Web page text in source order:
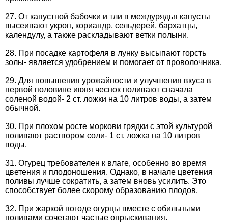
27. От капустной бабочки и тли в междурядья капусты
высеивают укроп, кориандр, сельдерей, бархатцы,
календулу, а также раскладывают ветки полыни.
28. При посадке картофеля в лунку высыпают горсть
золы- является удобрением и помогает от проволочника.
29. Для повышения урожайности и улучшения вкуса в
первой половине июня чеснок поливают сначала
соленой водой- 2 ст. ложки на 10 литров воды, а затем
обычной.
30. При плохом росте моркови грядки с этой культурой
поливают раствором соли- 1 ст. ложка на 10 литров
воды.
31. Огурец требователен к влаге, особенно во время
цветения и плодоношения. Однако, в начале цветения
поливы лучше сократить, а затем вновь усилить. Это
способствует более скорому образованию плодов.
32. При жаркой погоде огурцы вместе с обильными
поливами сочетают частые опрыскивания.